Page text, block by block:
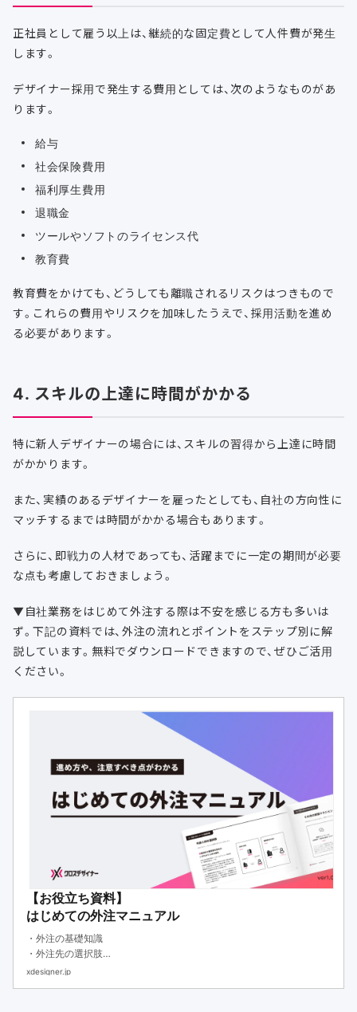
正社員として雇う以上は、継続的な固定費として人件費が発生
します。
デザイナー採用で発生する費用としては、次のようなものがあ
ります。
給与
社会保険費用
福利厚生費用
退職金
ツールやソフトのライセンス代
教育費
教育費をかけても、どうしても離職されるリスクはつきもので
す。これらの費用やリスクを加味したうえで、採用活動を進め
る必要があります。
4. スキルの上達に時間がかかる
特に新人デザイナーの場合には、スキルの習得から上達に時間
がかかります。
また、実績のあるデザイナーを雇ったとしても、自社の方向性に
マッチするまでは時間がかかる場合もあります。
さらに、即戦力の人材であっても、活躍までに一定の期間が必要
な点も考慮しておきましょう。
▼自社業務をはじめて外注する際は不安を感じる方も多いは
ず。下記の資料では、外注の流れとポイントをステップ別に解
説しています。無料でダウンロードできますので、ぜひご活用
ください。
【お役立ち資料】
はじめての外注マニュアル
・外注の基礎知識
・外注先の選択肢
・外注する際のステップ
xdesigner.jp